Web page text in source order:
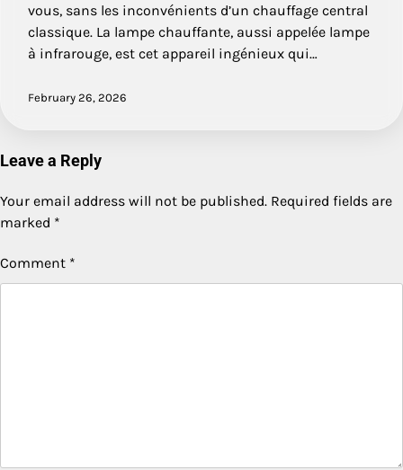
vous, sans les inconvénients d’un chauffage central
classique. La lampe chauffante, aussi appelée lampe
à infrarouge, est cet appareil ingénieux qui…
February 26, 2026
Leave a Reply
Your email address will not be published. Required fields are
marked *
Comment *